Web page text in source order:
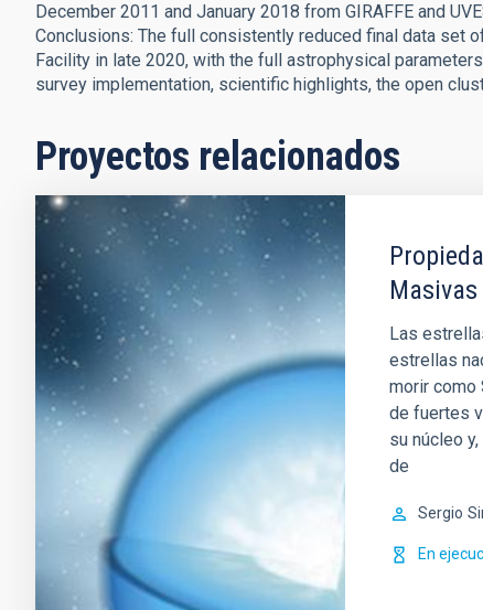
December 2011 and January 2018 from GIRAFFE and
Conclusions: The full consistently reduced final data set
Facility in late 2020, with the full astrophysical
survey implementation, scientific highlights, the open
Proyectos relacionados
Masivas
Las
estrellas
morir como
de fuertes
su núcleo
de
Sergio
En